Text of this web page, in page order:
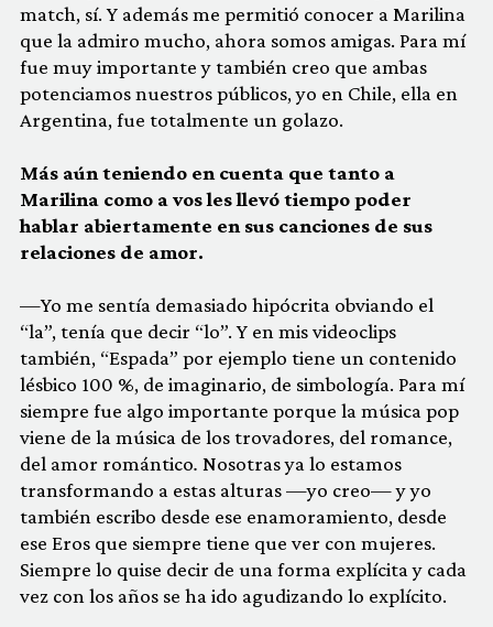
match, sí. Y además me permitió conocer a Marilina
que la admiro mucho, ahora somos amigas. Para mí
fue muy importante y también creo que ambas
potenciamos nuestros públicos, yo en Chile, ella en
Argentina, fue totalmente un golazo.
Más aún teniendo en cuenta que tanto a
Marilina como a vos les llevó tiempo poder
hablar abiertamente en sus canciones de sus
relaciones de amor.
—Yo me sentía demasiado hipócrita obviando el
“la”, tenía que decir “lo”. Y en mis videoclips
también, “Espada” por ejemplo tiene un contenido
lésbico 100 %, de imaginario, de simbología. Para mí
siempre fue algo importante porque la música pop
viene de la música de los trovadores, del romance,
del amor romántico. Nosotras ya lo estamos
transformando a estas alturas —yo creo— y yo
también escribo desde ese enamoramiento, desde
ese Eros que siempre tiene que ver con mujeres.
Siempre lo quise decir de una forma explícita y cada
vez con los años se ha ido agudizando lo explícito.